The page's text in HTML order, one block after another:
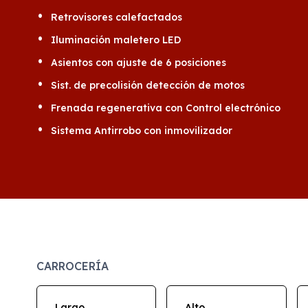
Retrovisores calefactados
Iluminación maletero LED
Asientos con ajuste de 6 posiciones
Sist. de precolisión detección de motos
Frenada regenerativa con Control electrónico
Sistema Antirrobo con inmovilizador
CARROCERÍA